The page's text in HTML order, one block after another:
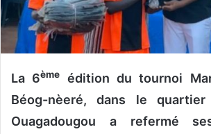
u
r
i
La 6ème
édition du tournoi
Béog-nèeré, dans le quartier
Ouagadougou a refermé